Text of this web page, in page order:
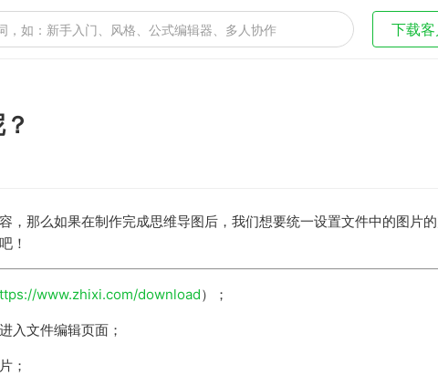
下载
，那么如果在制作完成思维导图后，我们想要统一设置文件中的图片
！
www.zhixi.com/download）；
入文件编辑页面；
；